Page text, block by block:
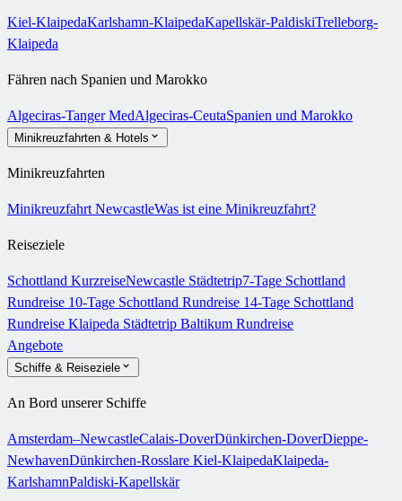
Kiel-KlaipedaKarlshamn-KlaipedaKapellskär-PaldiskiTrelleborg-
Klaipeda
Fähren nach Spanien und Marokko
Algeciras-Tanger MedAlgeciras-CeutaSpanien und Marokko
Minikreuzfahrten & Hotels
Minikreuzfahrten
Minikreuzfahrt NewcastleWas ist eine Minikreuzfahrt?
Reiseziele
Schottland KurzreiseNewcastle Städtetrip7-Tage Schottland
Rundreise 10-Tage Schottland Rundreise 14-Tage Schottland
Rundreise Klaipeda Städtetrip Baltikum Rundreise
Angebote
Schiffe & Reiseziele
An Bord unserer Schiffe
Amsterdam–NewcastleCalais-DoverDünkirchen-DoverDieppe-
NewhavenDünkirchen-Rosslare Kiel-KlaipedaKlaipeda-
KarlshamnPaldiski-Kapellskär